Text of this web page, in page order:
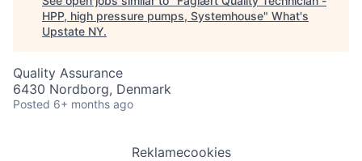
HPP, high pressure pumps, Systemhouse" What's
Upstate NY.
Quality Assurance
6430 Nordborg, Denmark
Posted 6+ months ago
Reklamecookies